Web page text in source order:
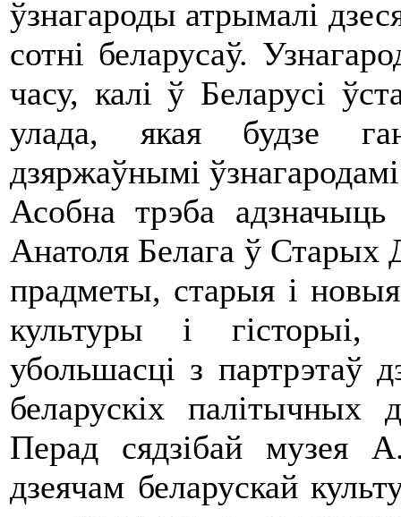
ўзнагароды атрымалі
сотні беларусаў.
часу, калі ў Беларусі
улада, якая будзе
дзяржаўнымі
Асобна трэба
Анатоля Белага ў Старых
прадметы, старыя і
культуры і гісторыі,
убольшасці з партрэтаў
беларускіх палітычных
Перад сядзібай музея
дзеячам беларускай